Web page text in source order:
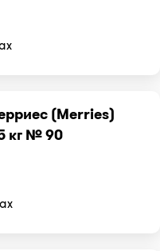
(Merries)
кг № 90